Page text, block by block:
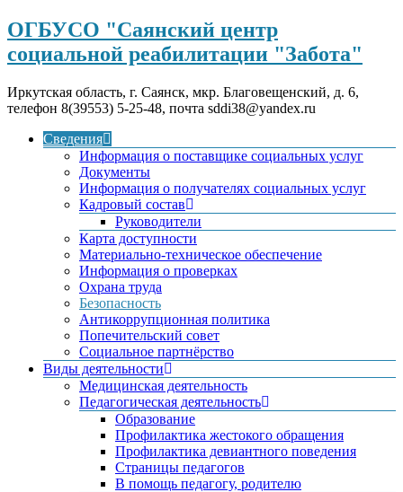
ОГБУСО "Саянский центр
социальной реабилитации "Забота"
Иркутская область, г. Саянск, мкр. Благовещенский, д. 6,
телефон 8(39553) 5-25-48, почта sddi38@yandex.ru
Сведения
Информация о поставщике социальных услуг
Документы
Информация о получателях социальных услуг
Кадровый состав
Руководители
Карта доступности
Материально-техническое обеспечение
Информация о проверках
Охрана труда
Безопасность
Антикоррупционная политика
Попечительский совет
Социальное партнёрство
Виды деятельности
Медицинская деятельность
Педагогическая деятельность
Образование
Профилактика жестокого обращения
Профилактика девиантного поведения
Страницы педагогов
В помощь педагогу, родителю